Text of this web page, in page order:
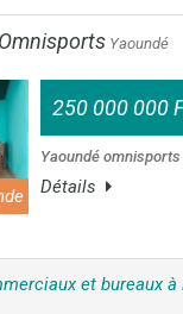
Yaoundé
250 000 000
Yaoundé omnisports
Détails
et bureaux à